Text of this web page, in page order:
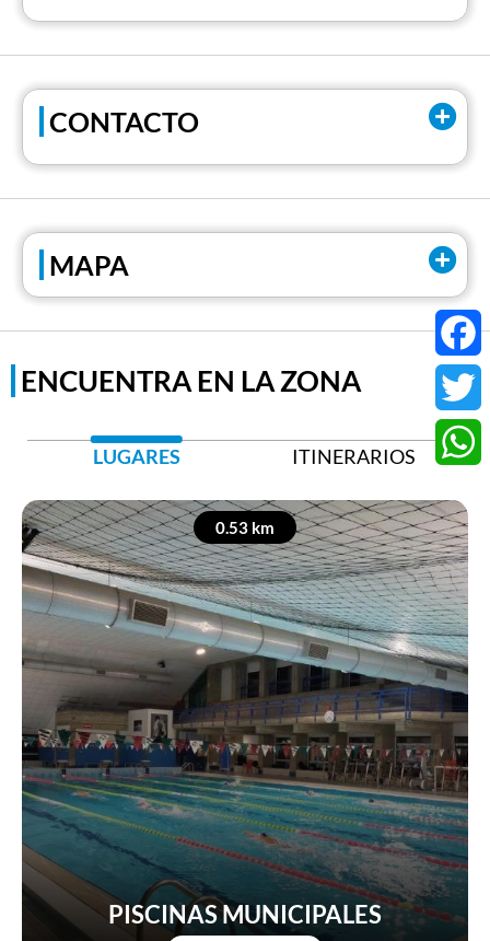
CONTACTO
Correo electrónico:
amministrazione.novaraimm@fmapiemonte.it
Tel:
Tel:+39 333 5232643
MAPA
Twitter
ENCUENTRA EN LA ZONA
LUGARES ITINERARIOS
0.53 km
PISCINAS MUNICIPALES